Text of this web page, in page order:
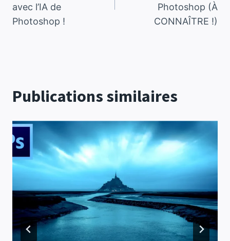
l’article
avec l’IA de
Photoshop !
Photoshop (À
CONNAÎTRE !)
Publications similaires